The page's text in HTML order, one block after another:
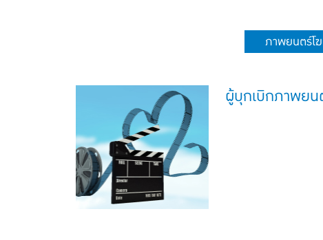
ภาพยนตร์โ
ผู้บุกเบิกภาพย